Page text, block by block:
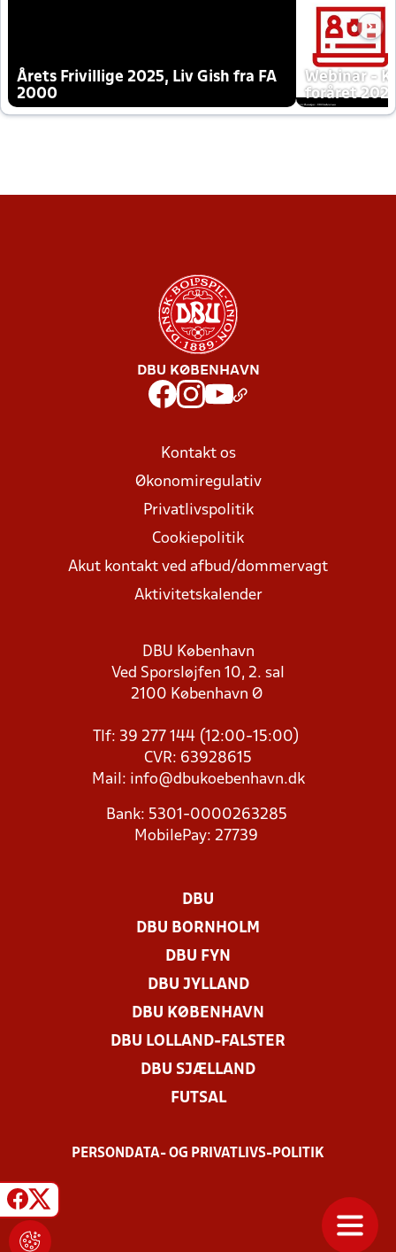
Årets Frivillige 2025, Liv Gish fra FA
2000
Webinar -
foråret
DBU KØBENHAVN
Kontakt os
Økonomiregulativ
Privatlivspolitik
Cookiepolitik
Akut kontakt ved afbud/dommervagt
Aktivitetskalender
DBU København
Ved Sporsløjfen 10, 2. sal
2100 København Ø
Tlf: 39 277 144 (12:00-15:00)
CVR: 63928615
Mail: info@dbukoebenhavn.dk
Bank: 5301-0000263285
MobilePay: 27739
DBU
DBU BORNHOLM
DBU FYN
DBU JYLLAND
DBU KØBENHAVN
DBU LOLLAND-FALSTER
DBU SJÆLLAND
FUTSAL
PERSONDATA- OG PRIVATLIVS-POLITIK